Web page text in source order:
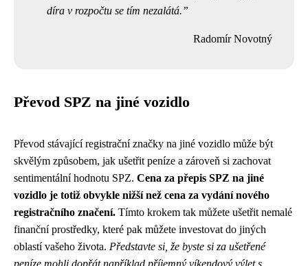
díra v rozpočtu se tím nezalátá.
Radomír Novotný
Převod SPZ na jiné vozidlo
Převod stávající registrační značky na jiné vozidlo může být
skvělým způsobem, jak ušetřit peníze a zároveň si zachovat
sentimentální hodnotu SPZ. Cena za přepis SPZ na jiné
vozidlo je totiž obvykle nižší než cena za vydání nového
registračního značení. Tímto krokem tak můžete ušetřit nemalé
finanční prostředky, které pak můžete investovat do jiných
oblastí vašeho života. Představte si, že byste si za ušetřené
peníze mohli dopřát například příjemný víkendový výlet s